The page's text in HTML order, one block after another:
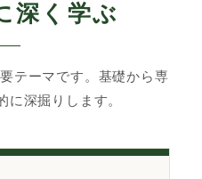
深く学ぶ
テーマです。基礎から専
に深掘りします。